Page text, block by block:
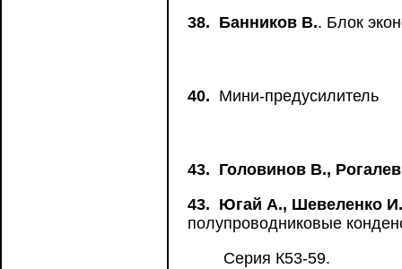
38. Банников В.. Блок
40. Мини-предусилитель
43. Головинов В.,
43. Югай А., Шевеленко
полупроводниковые
Серия К53-59.